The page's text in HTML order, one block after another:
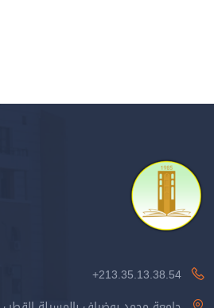
213.35.13.38.54+